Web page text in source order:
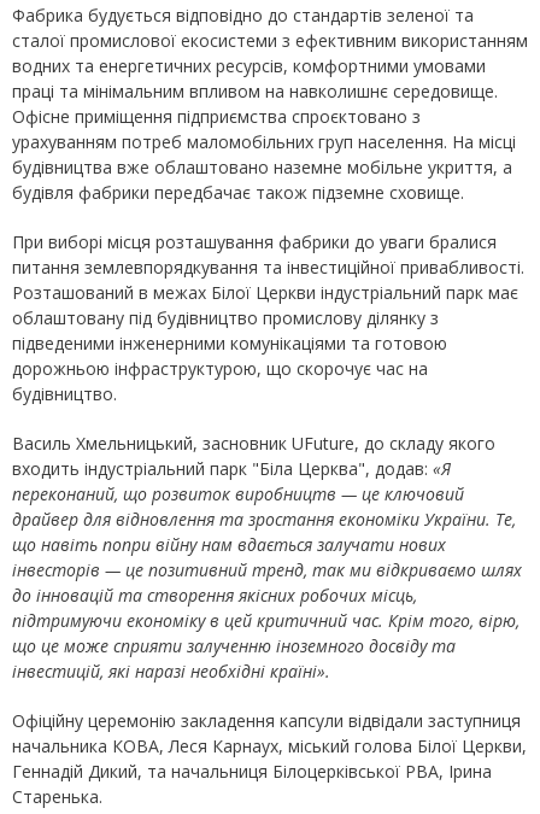
Фабрика будується відповідно до стандартів зеленої та
сталої промислової екосистеми з ефективним використанням
водних та енергетичних ресурсів, комфортними умовами
праці та мінімальним впливом на навколишнє середовище.
Офісне приміщення підприємства спроєктовано з
урахуванням потреб маломобільних груп населення. На місці
будівництва вже облаштовано наземне мобільне укриття, а
будівля фабрики передбачає також підземне сховище.
При виборі місця розташування фабрики до уваги бралися
питання землевпорядкування та інвестиційної привабливості.
Розташований в межах Білої Церкви індустріальний парк має
облаштовану під будівництво промислову ділянку з
підведеними інженерними комунікаціями та готовою
дорожньою інфраструктурою, що скорочує час на
будівництво.
Василь Хмельницький, засновник UFuture, до складу якого
входить індустріальний парк "Біла Церква", додав: «Я
переконаний, що розвиток виробництв — це ключовий
драйвер для відновлення та зростання економіки України. Те,
що навіть попри війну нам вдається залучати нових
інвесторів — це позитивний тренд, так ми відкриваємо шлях
до інновацій та створення якісних робочих місць,
підтримуючи економіку в цей критичний час. Крім того, вірю,
що це може сприяти залученню іноземного досвіду та
інвестицій, які наразі необхідні країні».
Офіційну церемонію закладення капсули відвідали заступниця
начальника КОВА, Леся Карнаух, міський голова Білої Церкви,
Геннадій Дикий, та начальниця Білоцерківської РВА, Ірина
Старенька.